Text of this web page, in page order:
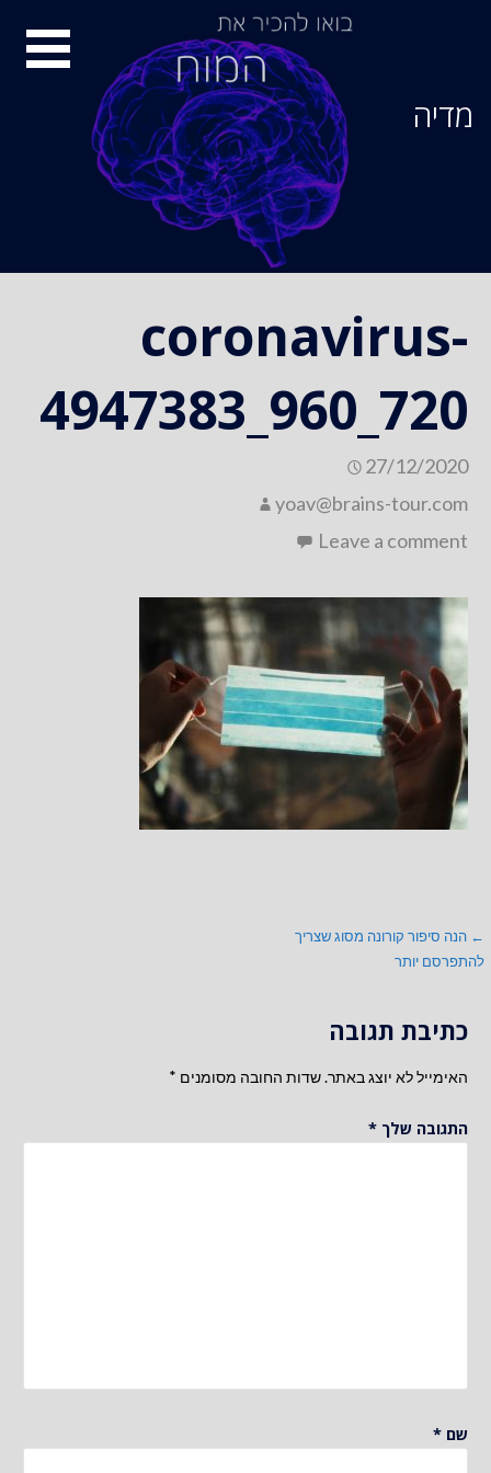
מדיה
coronavirus-
4947383_960_720
27/12/2020
yoav@brains-tour.com
Leave a comment
ניווט
← הנה סיפור קורונה מסוג שצריך
להתפרסם יותר
כתיבת תגובה
האימייל לא יוצג באתר.שדות החובה מסומנים *
התגובה שלך *
שם *